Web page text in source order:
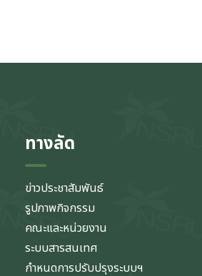
ทางลัด
ข่าวประชาสัมพันธ์
รูปภาพกิจกรรม
คณะและหน่วยงาน
ระบบสารสนเทศ
กำหนดการปรับปรุงระบบฯ